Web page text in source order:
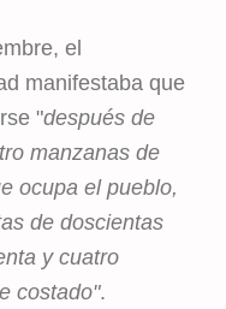
el
manifestaba que
"después de
manzanas de
ocupa el pueblo,
de doscientas
y cuatro
costado".